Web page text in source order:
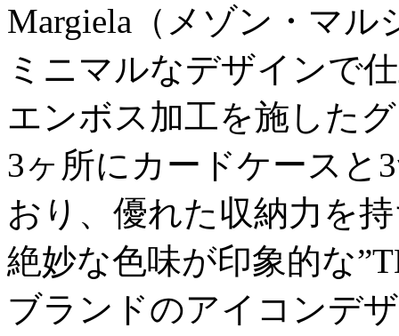
Margiela（メゾン・マル
ミニマルなデザインで
エンボス加工を施した
3ヶ所にカードケースと
おり、優れた収納力を
絶妙な色味が印象的な
ブランドのアイコンデ